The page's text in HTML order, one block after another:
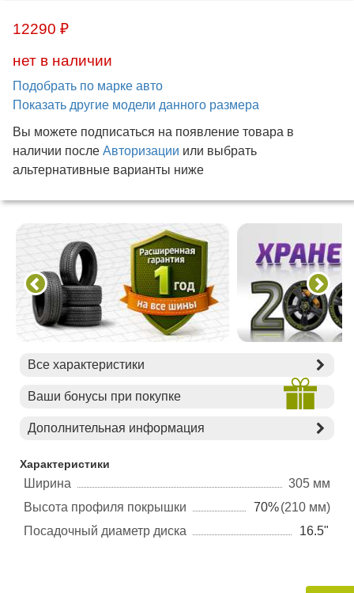
12290 ₽
нет в наличии
Подобрать по марке авто
Показать другие модели данного размера
Вы можете подписаться на появление товара в
наличии после Авторизации или выбрать
альтернативные варианты ниже
Все характеристики
Ваши бонусы при покупке
Дополнительная информация
Характеристики
Ширина
305 мм
Высота профиля покрышки
70%(210 мм)
Посадочный диаметр диска
16.5"